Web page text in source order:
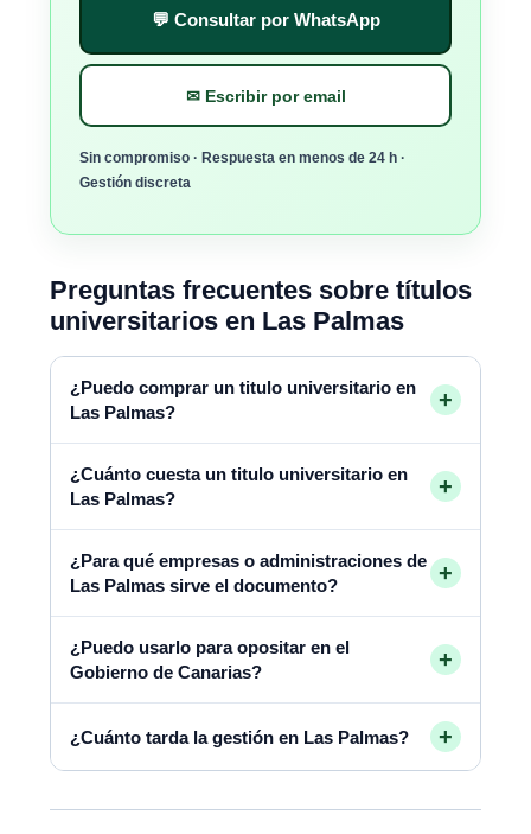
💬 Consultar por WhatsApp
✉ Escribir por email
Sin compromiso · Respuesta en menos de 24 h ·
Gestión discreta
Preguntas frecuentes sobre títulos
universitarios en Las Palmas
¿Puedo comprar un titulo universitario en
Las Palmas?
+
¿Cuánto cuesta un titulo universitario en
Las Palmas?
+
¿Para qué empresas o administraciones de
Las Palmas sirve el documento?
+
¿Puedo usarlo para opositar en el
Gobierno de Canarias?
+
¿Cuánto tarda la gestión en Las Palmas? +